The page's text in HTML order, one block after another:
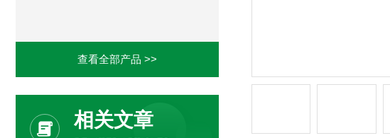
查看全部产品 >>
相关文章